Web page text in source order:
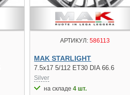
АРТИКУЛ:586113
MAK STARLIGHT
7.5x17 5/112 ET30 DIA 66.6
Silver
на складе4 шт.